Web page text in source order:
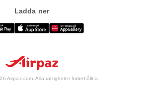
Ladda ner
Airpaz.com. Alla rättigheter förbehållna.